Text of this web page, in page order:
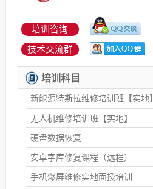
培训咨询
技术交流群
培训科目
新能源特斯拉维修培训班【实地】
无人机维修培训班【实地】
硬盘数据恢复
安卓字库修复课程（远程）
手机爆屏维修实地面授培训